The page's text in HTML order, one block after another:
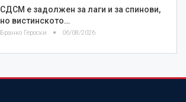
СДСМ е задолжен за лаги и за спинови,
но вистинското…
Бранко Героски 06/08/2026